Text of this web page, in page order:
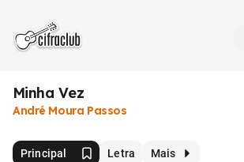
Minha Vez
André Moura Passos
Principal Letra Mais